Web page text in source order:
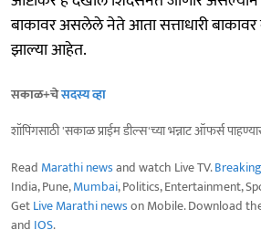
बाकावर असलेले नेते आता सत्ताधारी
झाल्या आहेत.
सकाळ+चेसदस्य व्हा
शॉपिंगसाठी 'सकाळ प्राईम डील्स'च्या भन्नाट ऑफर्स
Read Marathi newsand watch Live TV.
India, Pune,Mumbai, Politics, Entertainment,
GetLive Marathi newson Mobile. Download
and IOS.